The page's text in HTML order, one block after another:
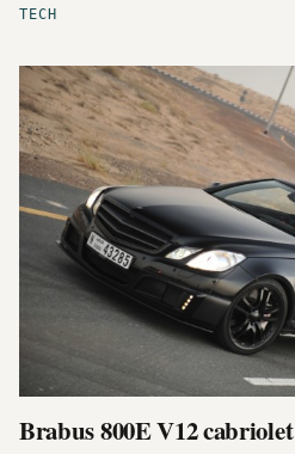
TECH
Brabus 800E V12 cabriolet